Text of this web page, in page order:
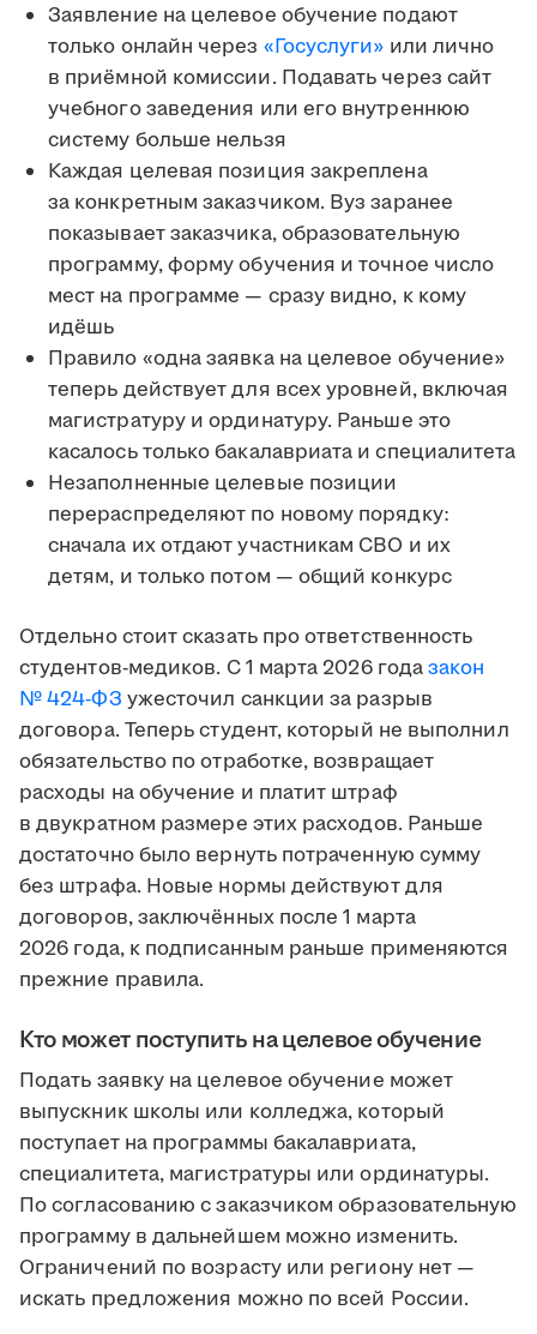
Заявление на целевое обучение подают
только онлайн через «Госуслуги» или лично
в приёмной комиссии. Подавать через сайт
учебного заведения или его внутреннюю
систему больше нельзя
Каждая целевая позиция закреплена
за конкретным заказчиком. Вуз заранее
показывает заказчика, образовательную
программу, форму обучения и точное число
мест на программе — сразу видно, к кому
идёшь
Правило «одна заявка на целевое обучение»
теперь действует для всех уровней, включая
магистратуру и ординатуру. Раньше это
касалось только бакалавриата и специалитета
Незаполненные целевые позиции
перераспределяют по новому порядку:
сначала их отдают участникам СВО и их
детям, и только потом — общий конкурс
Отдельно стоит сказать про ответственность
студентов-медиков. С 1 марта 2026 годазакон
№ 424-ФЗ ужесточил санкции за разрыв
договора. Теперь студент, который не выполнил
обязательство по отработке, возвращает
расходы на обучение и платит штраф
в двукратном размере этих расходов. Раньше
достаточно было вернуть потраченную сумму
без штрафа. Новые нормы действуют для
договоров, заключённых после 1 марта
2026 года, к подписанным раньше применяются
прежние правила.
Кто может поступить на целевое обучение
Подать заявку на целевое обучение может
выпускник школы или колледжа, который
поступает на программы бакалавриата,
специалитета, магистратуры или ординатуры.
По согласованию с заказчиком образовательную
программу в дальнейшем можно изменить.
Ограничений по возрасту или региону нет —
искать предложения можно по всей России.